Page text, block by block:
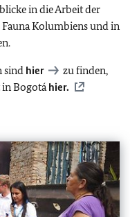
in die Arbeit der
Kolumbiens und in
sind hier
zu finden,
in Bogotáhier.